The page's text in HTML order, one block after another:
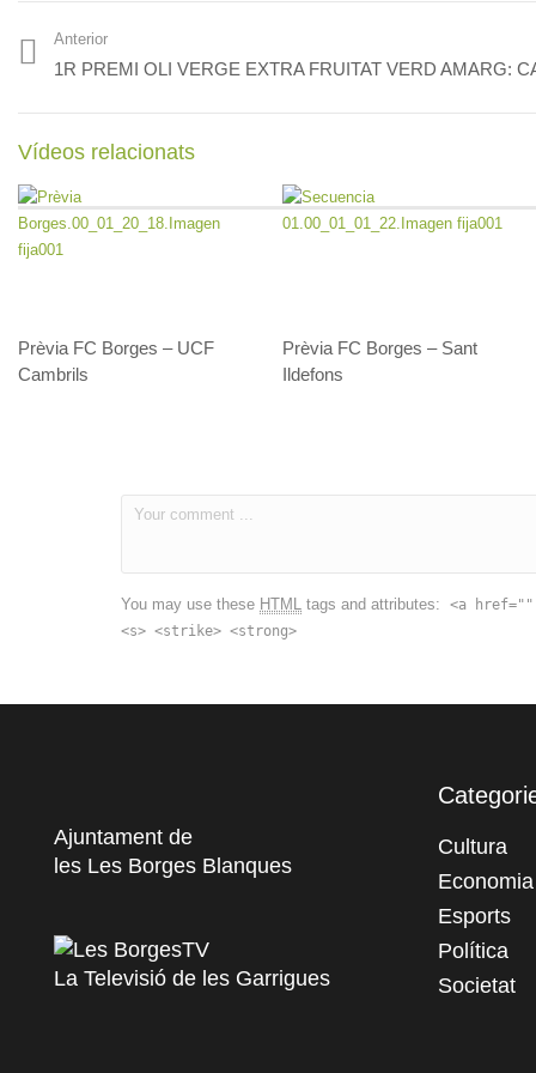
que reinterpreta Las
Crònica
Anterior
1R PREMI OLI VERGE EXTRA FRUITAT VERD AMARG:
Vídeos relacionats
Prèvia FC Borges – UCF
Cambrils
Prèvia FC Borges – Sant
Ildefons
You may use these HTML tags and attributes:
<a
<s> <strike> <strong>
Ajuntament de
les Les Borges Blanques
La Televisió de les Garrigues
Cultura
Economia
Esports
Política
Societat